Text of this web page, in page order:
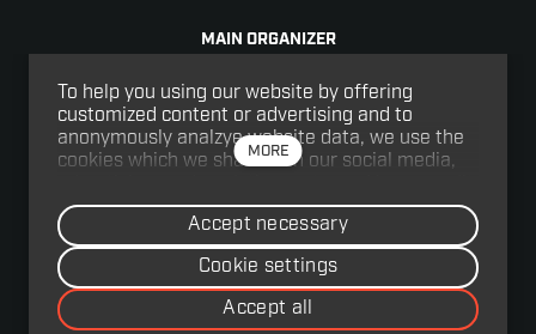
MAIN ORGANIZER
Registered seat: Jablonecká 88/18, Liberec V-Kristiánov,
460 05 Liberec
Company number: 08152977
CO-ORGANISER
Victoria Production s.r.o.
Hálkova 2, 120 00 Praha
VAT ID: CZ27207561
To help you using our website by offering
customized content or advertising and to
anonymously analzye website data, we use the
cookies which we share with our social media,
the settings within the link Cookies Settings and
whenever you change it in the footer of the site.
See our General Data Protection Policy for more
details. Do you agree with the use of cookies?
MORE
Accept necessary
Cookie settings
Accept all